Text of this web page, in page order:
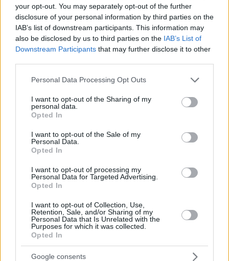
your opt-out. You may separately opt-out of the further
disclosure of your personal information by third parties on the
IAB’s list of downstream participants. This information may
also be disclosed by us to third parties on the IAB’s List of
Downstream Participants that may further disclose it to other
Please note that this website/app uses one or more Google
not limited to your visit or usage behaviour. You may click to
grant or deny consent to Google and its third-party tags to
use your data for below specified purposes in below Google
consent section.
Personal Data Processing Opt Outs
I want to opt-out of the Sharing of my
personal data.
Opted In
I want to opt-out of the Sale of my
Personal Data.
Opted In
I want to opt-out of processing my
Personal Data for Targeted Advertising.
Opted In
I want to opt-out of Collection, Use,
Retention, Sale, and/or Sharing of my
Personal Data that Is Unrelated with the
Purposes for which it was collected.
Opted In
Google consents
Θετικός στον κορωνοϊό ο πρόεδρος της Αρμενίας - Σε
Ο 67χρονος Αρμέν Σαρκισιάν βρισκόταν τη
συγκεκριμένη χρονική στιγμή στο Λονδίνο για να
τα εγγόνια του»
05.01.2021, 16:42 2